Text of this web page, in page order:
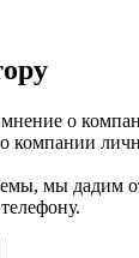
о
компании
мы дадим